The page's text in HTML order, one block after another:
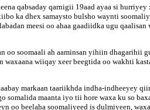
qabsaday qarnigii 19aad ayaa si
ka dhex samaysto bulsho waynti
meesi oo ahaa gaadiidka ugu
oo soomaali ah aaminsan yihiin dhagarihii
waxaana wiiqay xeer beegtida oo wakhti
markaan taariikhda indha-indheeyey
somalida maanta iyo tii hore waxa ku so
oo beelaha soomaliyeed is dulmiyeen,